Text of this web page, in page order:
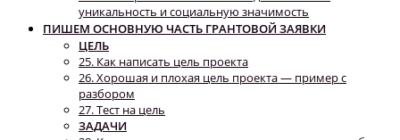
уникальность и социальную значимость
ПИШЕМ ОСНОВНУЮ ЧАСТЬ ГРАНТОВОЙ ЗАЯВКИ
ЦЕЛЬ
25. Как написать цель проекта
26. Хорошая и плохая цель проекта — пример с
разбором
27. Тест на цель
ЗАДАЧИ